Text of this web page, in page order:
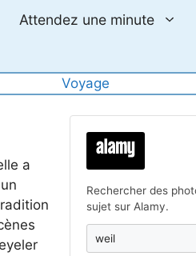
Attendez une minute
Voyage
a
Rechercher des
sujet sur Alamy.